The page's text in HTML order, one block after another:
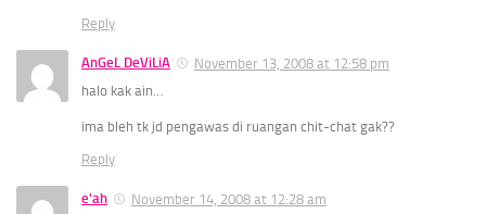
Reply
AnGeL DeViLiA
November 13, 2008 at 12:58 pm
halo kak ain…
ima bleh tk jd pengawas di ruangan chit-chat gak??
Reply
e'ah
November 14, 2008 at 12:28 am